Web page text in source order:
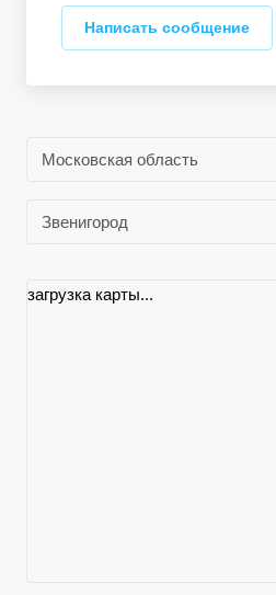
Московская область
Звенигород
загрузка карты...
Написать сообщение